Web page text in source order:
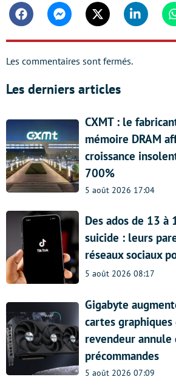
FacebookMessengerTwitter Linkedin
Les commentaires sont fermés.
Les derniers articles
CXMT : le
mémoire DRAM
croissance
700%
5 août 2026 17:04
Des ados de 13 à
suicide : leurs
réseaux sociaux
5 août 2026 08:17
Gigabyte
cartes
revendeur annule
précommandes
5 août 2026 07:09